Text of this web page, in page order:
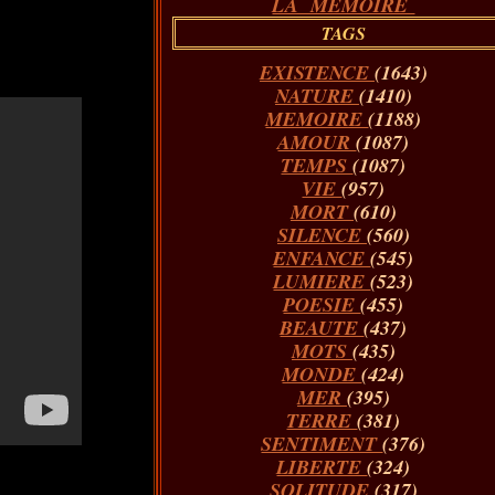
TAGS
EXISTENCE (1643)
NATURE (1410)
MEMOIRE(1188)
AMOUR(1087)
TEMPS(1087)
VIE(957)
MORT(610)
SILENCE (560)
ENFANCE(545)
LUMIERE(523)
POESIE(455)
BEAUTE(437)
MOTS (435)
MONDE(424)
MER (395)
TERRE(381)
SENTIMENT(376)
LIBERTE(324)